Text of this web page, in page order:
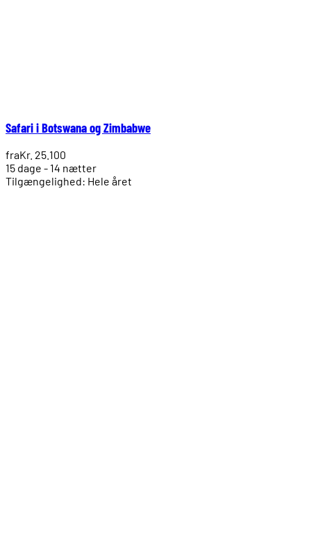
Safari i Botswana og Zimbabwe
fraKr. 25.100
15 dage - 14 nætter
Tilgængelighed: Hele året